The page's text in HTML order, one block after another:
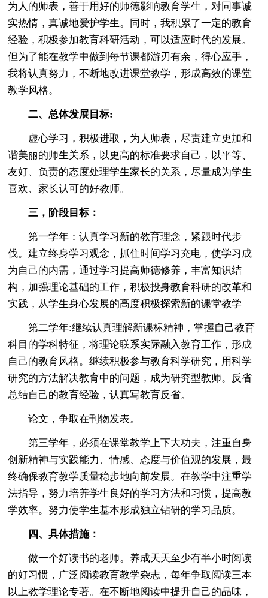
为人的师表，善于用好的师德影响教育学生，对同事诚
实热情，真诚地爱护学生。同时，我积累了一定的教育
经验，积极参加教育科研活动，可以适应时代的发展。
但为了能在教学中做到每节课都游刃有余，得心应手，
我将认真努力，不断地改进课堂教学，形成高效的课堂
教学风格。
二、总体发展目标:
虚心学习，积极进取，为人师表，尽责建立更加和
谐美丽的师生关系，以更高的标准要求自己，以平等、
友好、负责的态度处理学生家长的关系，尽量成为学生
喜欢、家长认可的好教师。
三，阶段目标：
第一学年：认真学习新的教育理念，紧跟时代步
伐。建立终身学习观念，抓住时间学习充电，使学习成
为自己的内需，通过学习提高师德修养，丰富知识结
构，加强理论基础的工作，积极投身教育科研的改革和
实践，从学生身心发展的高度积极探索新的课堂教学
第二学年:继续认真理解新课标精神，掌握自己教育
科目的学科特征，将理论联系实际融入教育工作，形成
自己的教育风格。继续积极参与教育科学研究，用科学
研究的方法解决教育中的问题，成为研究型教师。反省
总结自己的教育经验，认真写教育反省。
论文，争取在刊物发表。
第三学年，必须在课堂教学上下大功夫，注重自身
创新精神与实践能力、情感、态度与价值观的发展，最
终确保教育教学质量稳步地向前发展。在教学中注重学
法指导，努力培养学生良好的学习方法和习惯，提高教
学效率。努力使学生基本形成独立钻研的学习品质。
四、具体措施：
做一个好读书的老师。养成天天至少有半小时阅读
的好习惯，广泛阅读教育教学杂志，每年争取阅读三本
以上教学理论专著。在不断地阅读中提升自己的品味，